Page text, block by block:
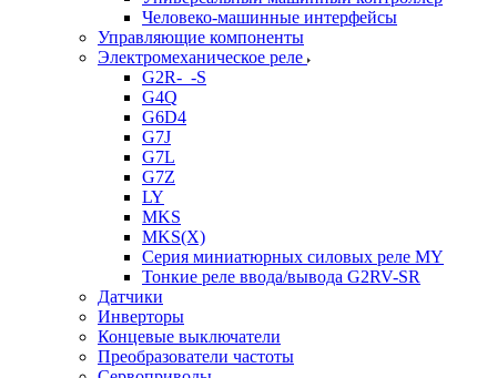
Человеко-машинные интерфейсы
Управляющие компоненты
Электромеханическое реле
G2R-_-S
G4Q
G6D4
G7J
G7L
G7Z
LY
MKS
MKS(X)
Серия миниатюрных силовых реле MY
Тонкие реле ввода/вывода G2RV-SR
Датчики
Инверторы
Концевые выключатели
Преобразователи частоты